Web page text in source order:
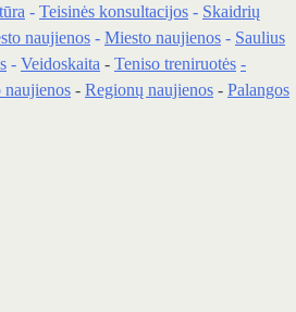
- Teisinės konsultacijos - Skaidrių
naujienos - Miesto naujienos - Saulius
- Veidoskaita - Teniso treniruotės -
- Regionų naujienos - Palangos